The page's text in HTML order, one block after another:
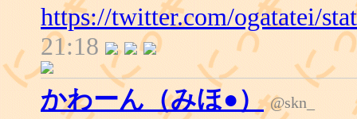
https://twitter.com/ogatatei/
21:18
かわーん（みほ●） @skn_